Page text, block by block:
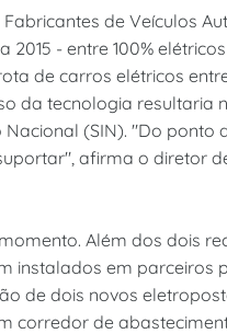
de Veículos
2015 - entre 100%
de carros elétricos
da tecnologia resultaria
Nacional (SIN). "Do ponto
afirma o diretor
Além dos dois
em parceiros
de dois novos
corredor de